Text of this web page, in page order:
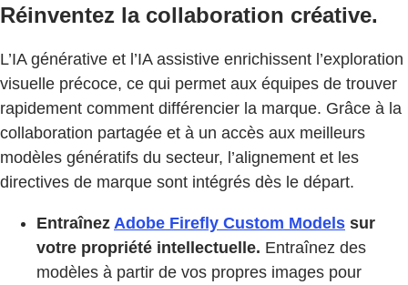
Réinventez la collaboration créative.
L’IA générative et l’IA assistive enrichissent l’exploration
visuelle précoce, ce qui permet aux équipes de trouver
rapidement comment différencier la marque. Grâce à la
collaboration partagée et à un accès aux meilleurs
modèles génératifs du secteur, l’alignement et les
directives de marque sont intégrés dès le départ.
Entraînez Adobe Firefly Custom Models sur
votre propriété intellectuelle. Entraînez des
modèles à partir de vos propres images pour